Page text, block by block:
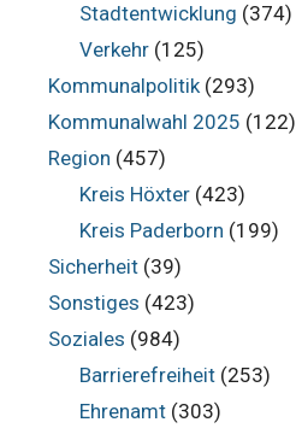
Stadtentwicklung (374)
Verkehr(125)
Kommunalpolitik(293)
Kommunalwahl 2025 (122)
Region (457)
Kreis Höxter(423)
Kreis Paderborn (199)
Sicherheit (39)
Sonstiges (423)
Soziales (984)
Barrierefreiheit(253)
Ehrenamt(303)